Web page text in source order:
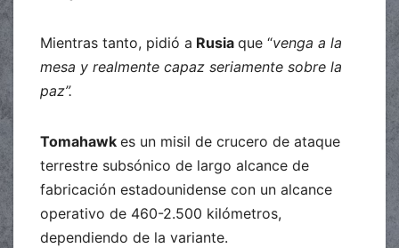
Mientras tanto, pidió a Rusia que “venga a la
mesa y realmente capaz seriamente sobre la
paz”.
Tomahawk es un misil de crucero de ataque
terrestre subsónico de largo alcance de
fabricación estadounidense con un alcance
operativo de 460-2.500 kilómetros,
dependiendo de la variante.